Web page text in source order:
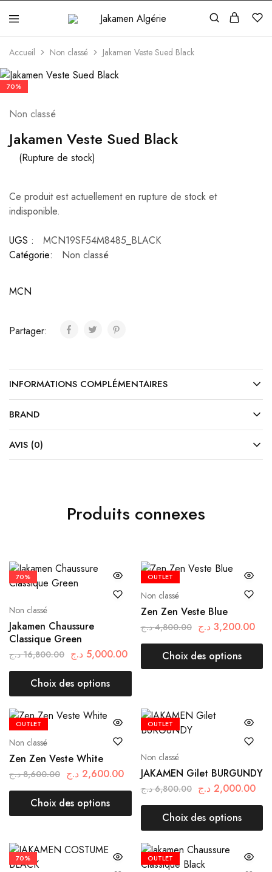
Jakamen
Algérie
Accueil Non classé Jakamen Veste Sued Black
70%
Non classé
Jakamen Veste Sued Black
(Rupture de stock)
Ce produit est actuellement en rupture de stock et
indisponible.
UGS :
MCN19SF54M8485_BLACK
Catégorie:
Non classé
MCN
Partager:
INFORMATIONS COMPLÉMENTAIRES
BRAND
AVIS (0)
Produits connexes
70%
Non classé
Jakamen Chaussure
Classique Green
16,800.00 د.ج 5,000.00 د.ج
Choix des options
OUTLET
Non classé
Zen Zen Veste Blue
4,800.00 د.ج 3,200.00 د.ج
Choix des options
OUTLET
Non classé
Zen Zen Veste White
8,600.00 د.ج 2,600.00 د.ج
Choix des options
OUTLET
Non classé
JAKAMEN Gilet BURGUNDY
6,800.00 د.ج 2,000.00 د.ج
Choix des options
70% OUTLET